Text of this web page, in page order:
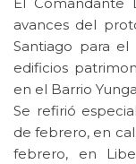
El Comandante
avances del
Santiago para
edificios
en el Barrio
Se refirió
de febrero, en
febrero, en